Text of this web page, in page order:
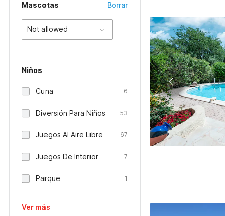
Mascotas Borrar
Not allowed
Niños
Cuna 6
Diversión Para Niños 53
Juegos Al Aire Libre 67
Juegos De Interior 7
Parque 1
Ver más